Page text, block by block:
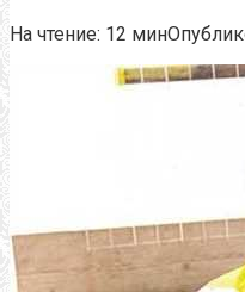
На чтение: 12 мин